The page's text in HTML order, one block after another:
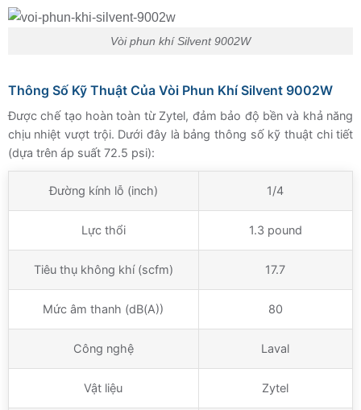
Vòi phun khí Silvent 9002W
Thông Số Kỹ Thuật Của Vòi Phun Khí Silvent 9002W
Được chế tạo hoàn toàn từ Zytel, đảm bảo độ bền và khả năng
chịu nhiệt vượt trội. Dưới đây là bảng thông số kỹ thuật chi tiết
(dựa trên áp suất 72.5 psi):
Đường kính lỗ (inch) 1/4
Lực thổi 1.3 pound
Tiêu thụ không khí (scfm) 17.7
Mức âm thanh (dB(A)) 80
Công nghệ Laval
Vật liệu Zytel